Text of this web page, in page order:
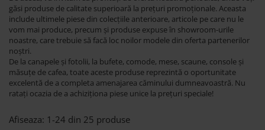
Comoda TV
Mobila Biblioteca
Mobila Birou
Oglinda cu Rama de Lemn
Dulapuri
Banchete Dormitor
Accesorii
Blanche
Canapele
Paturi Tapitate
Fotolii si Demifotolii
Banchete Dormitor
Mobilier de exterior
găsi produse de calitate superioară la prețuri promoționale. Aceasta
include ultimele piese din colecțiile anterioare, articole pe care nu le
vom mai produce, precum și produse expuse în showroom-urile
noastre, care trebuie să facă loc noilor modele din oferta partenerilor
noștri.
De la canapele și fotolii, la bufete, comode, mese, scaune, console și
măsuțe de cafea, toate aceste produse reprezintă o oportunitate
excelentă de a completa amenajarea căminului dumneavoastră. Nu
ratați ocazia de a achiziționa piese unice la prețuri speciale!
Afiseaza: 1-24 din 25 produse